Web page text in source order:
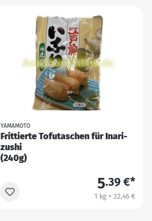
YAMAMOTO
Frittierte Tofutaschen für Inari-
zushi
(240g)
5.39 €*
1 kg = 22,46 €